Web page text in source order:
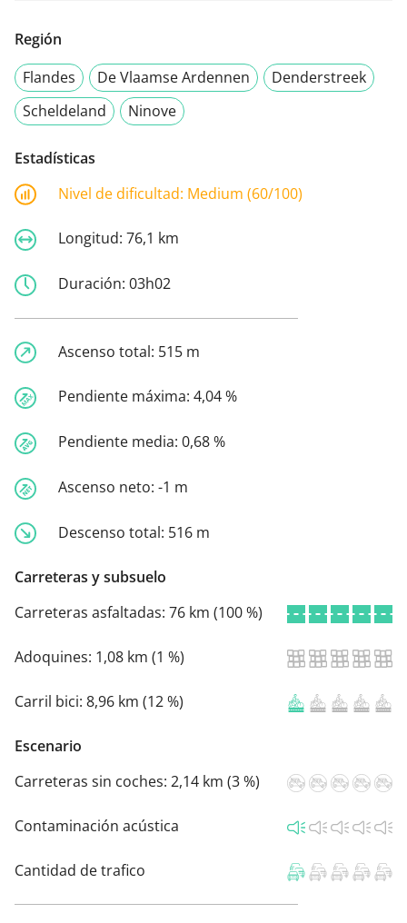
Región
Flandes
De Vlaamse Ardennen
Denderstreek
Scheldeland
Ninove
Estadísticas
Nivel de dificultad: Medium (60/100)
Longitud: 76,1 km
Duración: 03h02
Ascenso total: 515 m
Pendiente máxima: 4,04 %
Pendiente media: 0,68 %
Ascenso neto: -1 m
Descenso total: 516 m
Carreteras y subsuelo
Carreteras asfaltadas: 76 km (100 %)
Adoquines: 1,08 km (1 %)
Carril bici: 8,96 km (12 %)
Escenario
Carreteras sin coches: 2,14 km (3 %)
Contaminación acústica
Cantidad de trafico